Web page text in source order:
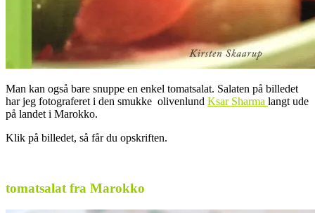
Man kan også bare snuppe en enkel tomatsalat. Salaten på billedet
har jeg fotograferet i den smukke olivenlund Ksar Sharma langt ude
på landet i Marokko.
Klik på billedet, så får du opskriften.
tomatsalat fra Marokko